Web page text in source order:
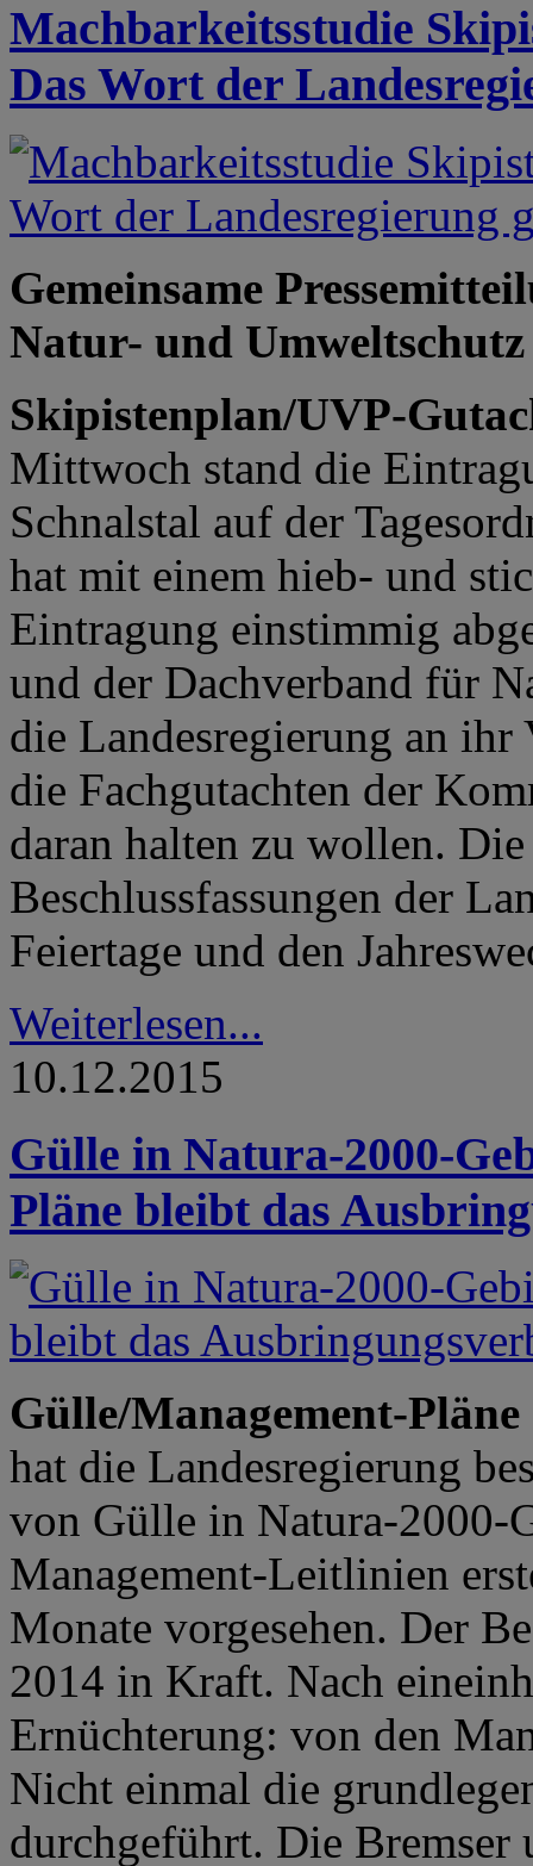
Machbarkeitsstudie
Das Wort der
Gemeinsame
Natur- und
Skipistenplan/UVP-
Mittwoch stand die
Schnalstal auf der
hat mit einem hieb- und
Eintragung einstimmig
und der Dachverband für
die Landesregierung an ihr
die Fachgutachten der
daran halten zu wollen.
Beschlussfassungen der
Feiertage und den
Weiterlesen...
10.12.2015
Gülle in Natura-2000-
Pläne bleibt das
Gülle/Management-Pläne
hat die Landesregierung
von Gülle in Natura-2000-
Management-Leitlinien
Monate vorgesehen. Der
2014 in Kraft. Nach
Ernüchterung: von den
Nicht einmal die
durchgeführt. Die Bremser